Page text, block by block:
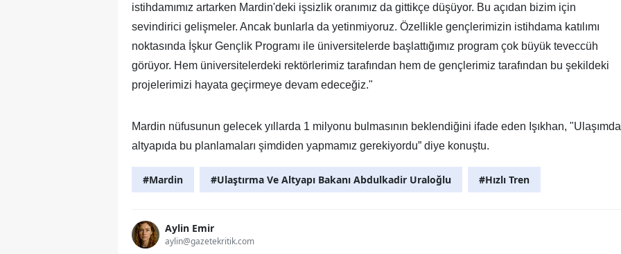
istihdamımız artarken Mardin'deki işsizlik oranımız da gittikçe düşüyor. Bu açıdan bizim için
sevindirici gelişmeler. Ancak bunlarla da yetinmiyoruz. Özellikle gençlerimizin istihdama katılımı
noktasında İşkur Gençlik Programı ile üniversitelerde başlattığımız program çok büyük teveccüh
görüyor. Hem üniversitelerdeki rektörlerimiz tarafından hem de gençlerimiz tarafından bu şekildeki
projelerimizi hayata geçirmeye devam edeceğiz."
Mardin nüfusunun gelecek yıllarda 1 milyonu bulmasının beklendiğini ifade eden Işıkhan,
altyapıda bu planlamaları şimdiden yapmamız gerekiyordu” diye konuştu.
#Mardin #Ulaştırma Ve Altyapı Bakanı Abdulkadir Uraloğlu #Hızlı Tren
Aylin Emir
aylin@gazetekritik.com